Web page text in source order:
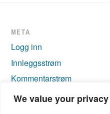
We value your privacy
META
Logg inn
Innleggsstrøm
Kommentarstrøm
WordPress.org